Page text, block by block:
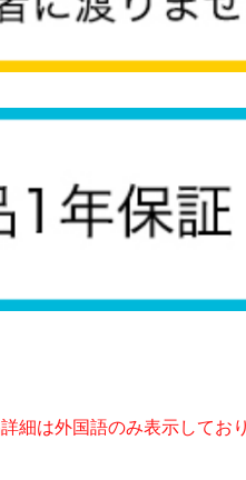
細は外国語のみ表示してお